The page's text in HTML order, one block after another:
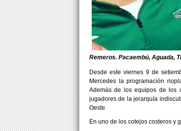
Remeros. Pacaembú, Aguada,
Desde este viernes 9 de
Mercedes la programación
Además de los equipos de los
jugadores de la jerarquía
Oeste.
En uno de los cotejos costeros y